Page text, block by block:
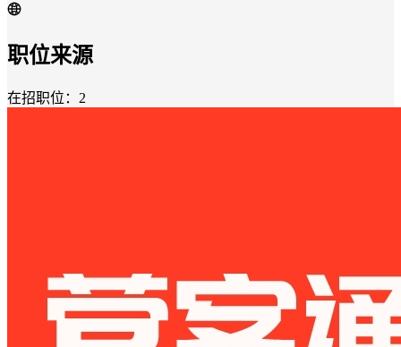
职位来源
在招职位：2